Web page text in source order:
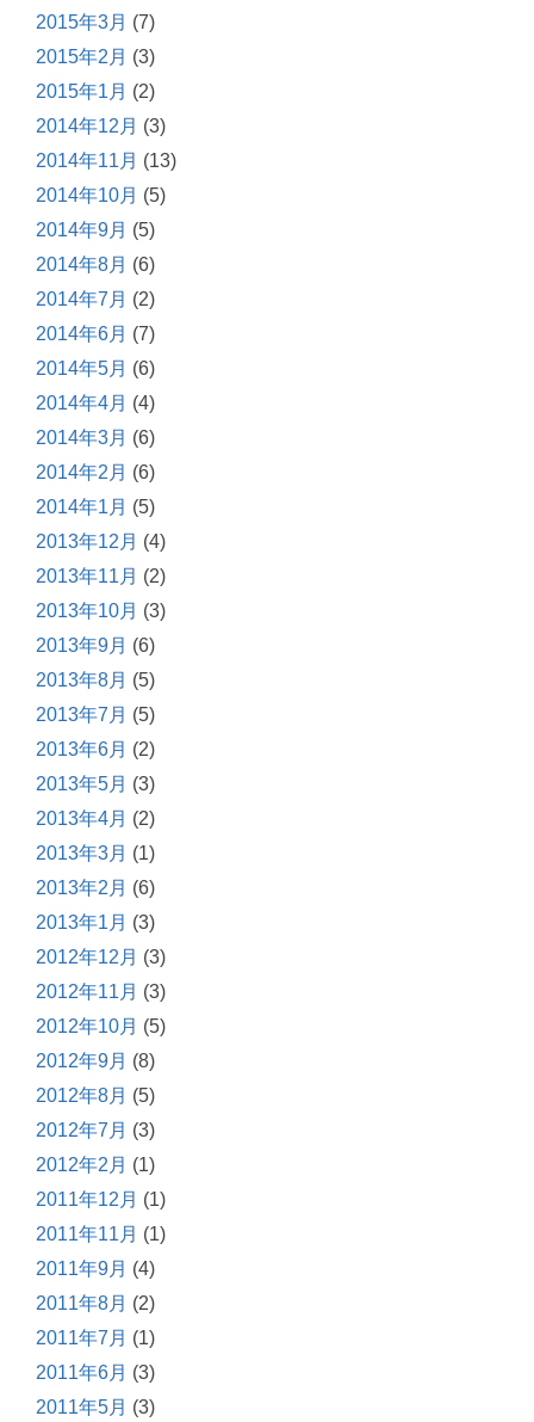
2015年3月 (7)
2015年2月 (3)
2015年1月 (2)
2014年12月 (3)
2014年11月 (13)
2014年10月 (5)
2014年9月 (5)
2014年8月 (6)
2014年7月 (2)
2014年6月 (7)
2014年5月 (6)
2014年4月 (4)
2014年3月 (6)
2014年2月 (6)
2014年1月 (5)
2013年12月 (4)
2013年11月 (2)
2013年10月 (3)
2013年9月 (6)
2013年8月 (5)
2013年7月 (5)
2013年6月 (2)
2013年5月 (3)
2013年4月 (2)
2013年3月 (1)
2013年2月 (6)
2013年1月 (3)
2012年12月 (3)
2012年11月 (3)
2012年10月 (5)
2012年9月 (8)
2012年8月 (5)
2012年7月 (3)
2012年2月 (1)
2011年12月 (1)
2011年11月 (1)
2011年9月 (4)
2011年8月 (2)
2011年7月 (1)
2011年6月 (3)
2011年5月 (3)